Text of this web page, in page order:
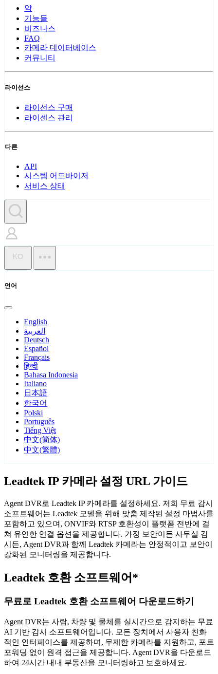
약
기능들
비즈니스
FAQ
카메라 데이터베이스
커뮤니티
라이선스
라이선스 구매
라이센스 관리
다른
API
시스템 어드바이저
서비스 상태
KO
언어
English
العربية
Deutsch
Español
Français
हिन्दी
Bahasa Indonesia
Italiano
日本語
한국어
Polski
Português
Tiếng Việt
中文(简体)
中文(繁體)
Leadtek IP 카메라 설정 URL 가이드
Agent DVR로 Leadtek IP 카메라를 설정하세요. 저희 무료 감시
소프트웨어는 Leadtek 모델을 위해 맞춤 제작된 설정 마법사를
포함하고 있으며, ONVIF와 RTSP 호환성이 플랫폼 전반에 걸
쳐 유연한 연결 옵션을 제공합니다. 가정 보안이든 사무실 감
시든, Agent DVR과 함께 Leadtek 카메라는 안정적이고 보안이
강화된 모니터링을 제공합니다.
Leadtek 호환 소프트웨어*
무료로 Leadtek 호환 소프트웨어 다운로드하기
Agent DVR는 사람, 차량 및 물체를 실시간으로 감지하는 무료
AI 기반 감시 소프트웨어입니다. 모든 장치에서 사용자 친화
적인 인터페이스를 제공하며, 무제한 카메라를 지원하고, 포트
포워딩 없이 원격 접근을 제공합니다. Agent DVR을 다운로드
하여 24시간 내내 부동산을 모니터링하고 보호하세요.